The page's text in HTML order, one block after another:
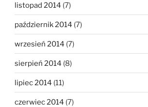
listopad 2014 (7)
październik 2014 (7)
wrzesień 2014 (7)
sierpień 2014 (8)
lipiec 2014 (11)
czerwiec 2014 (7)